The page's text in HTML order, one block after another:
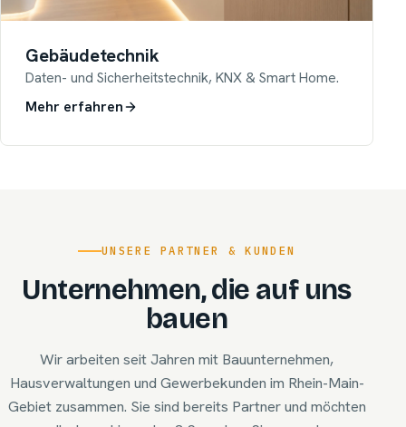
Gebäudetechnik
Daten- und Sicherheitstechnik, KNX & Smart Home.
Mehr erfahren
UNSERE PARTNER & KUNDEN
Unternehmen, die auf uns
bauen
Wir arbeiten seit Jahren mit Bauunternehmen,
Hausverwaltungen und Gewerbekunden im Rhein-Main-
Gebiet zusammen. Sie sind bereits Partner und möchten